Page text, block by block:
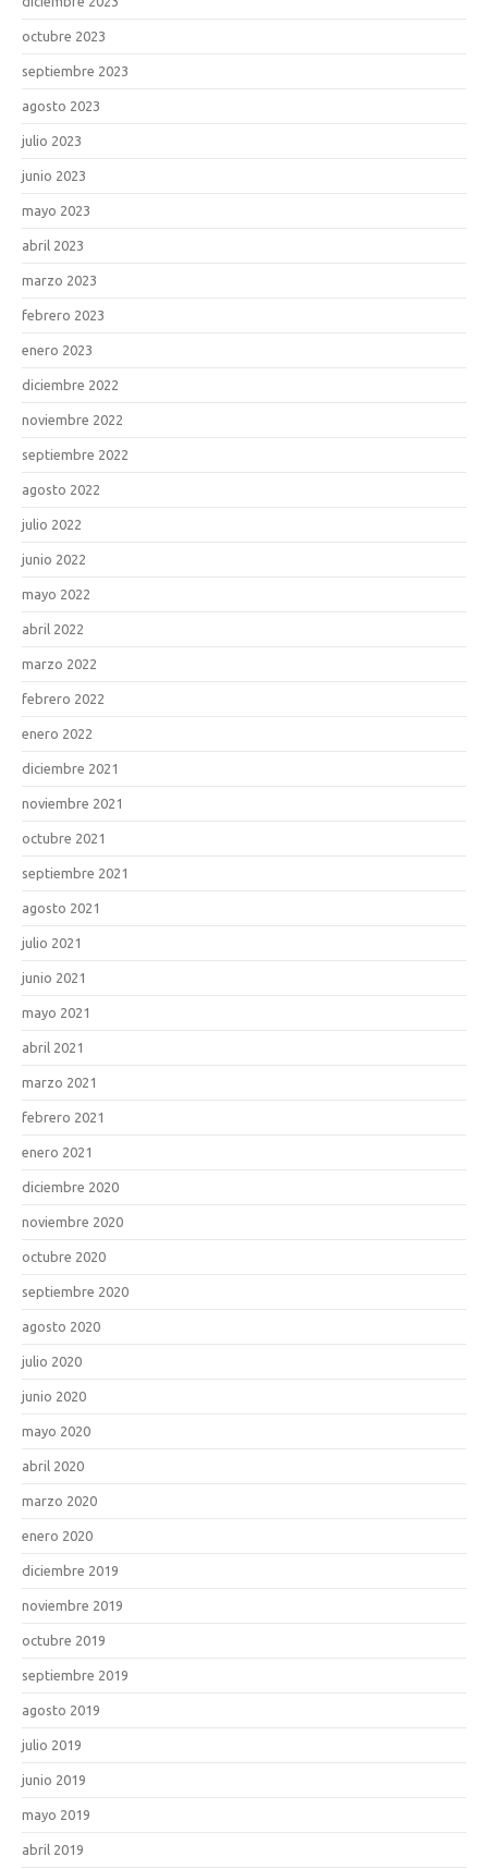
octubre 2023
septiembre 2023
agosto 2023
julio 2023
junio 2023
mayo 2023
abril 2023
marzo 2023
febrero 2023
enero 2023
diciembre 2022
noviembre 2022
septiembre 2022
agosto 2022
julio 2022
junio 2022
mayo 2022
abril 2022
marzo 2022
febrero 2022
enero 2022
diciembre 2021
noviembre 2021
octubre 2021
septiembre 2021
agosto 2021
julio 2021
junio 2021
mayo 2021
abril 2021
marzo 2021
febrero 2021
enero 2021
diciembre 2020
noviembre 2020
octubre 2020
septiembre 2020
agosto 2020
julio 2020
junio 2020
mayo 2020
abril 2020
marzo 2020
enero 2020
diciembre 2019
noviembre 2019
octubre 2019
septiembre 2019
agosto 2019
julio 2019
junio 2019
mayo 2019
abril 2019